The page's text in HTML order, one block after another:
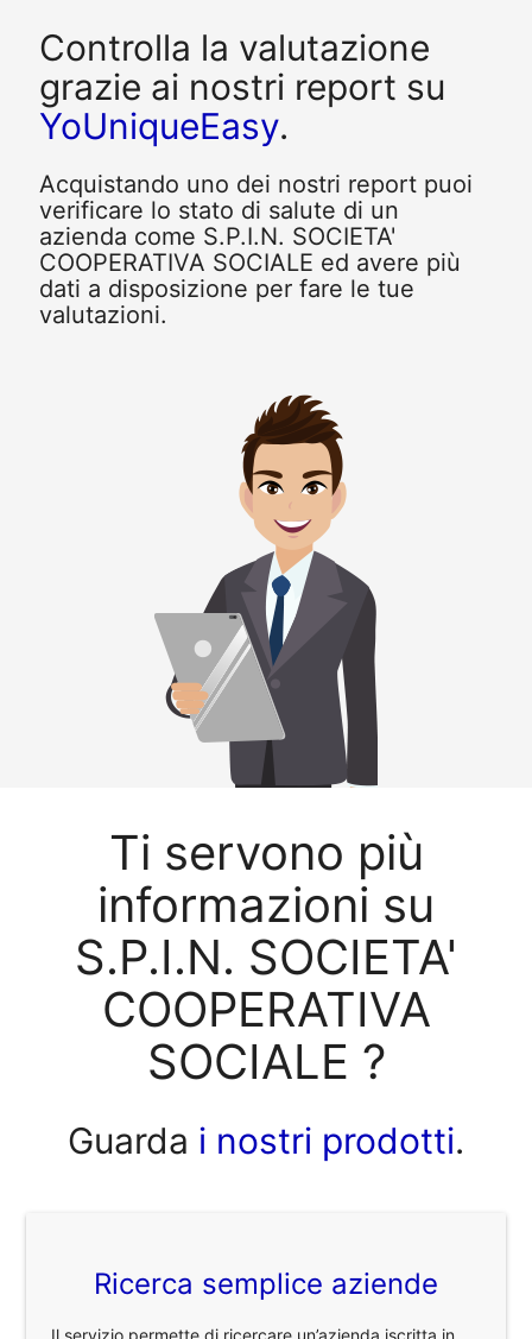
Controlla la valutazione
grazie ai nostri report su
YoUniqueEasy.
Acquistando uno dei nostri report puoi
verificare lo stato di salute di un
azienda come S.P.I.N. SOCIETA'
COOPERATIVA SOCIALE ed avere più
dati a disposizione per fare le tue
valutazioni.
Ti servono più
informazioni su
S.P.I.N. SOCIETA'
COOPERATIVA
SOCIALE ?
Guarda i nostri prodotti.
Ricerca semplice aziende
Il servizio permette di ricercare un’azienda iscritta in